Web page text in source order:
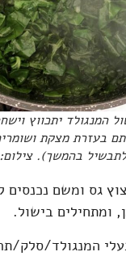
המנגולד יתכווץ
בעזרת מצקת
בהמשך).
גס ומשם נכנסים
ומתחילים בישול.
המנגולד/סלק/